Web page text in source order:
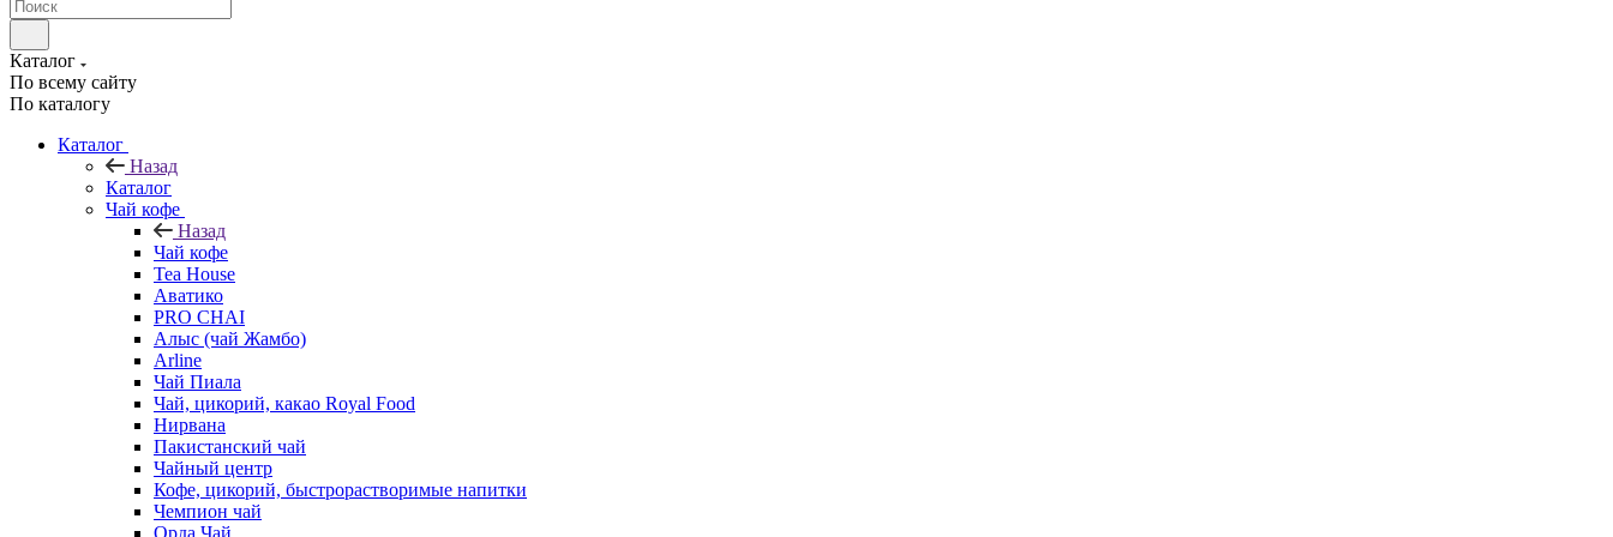
Каталог
По всему сайту
По каталогу
Каталог
Назад
Каталог
Чай кофе
Назад
Чай кофе
Tea House
Аватико
PRO CHAI
Алыс (чай Жамбо)
Arline
Чай Пиала
Чай, цикорий, какао Royal Food
Нирвана
Пакистанский чай
Чайный центр
Кофе, цикорий, быстрорастворимые напитки
Чемпион чай
Орда Чай